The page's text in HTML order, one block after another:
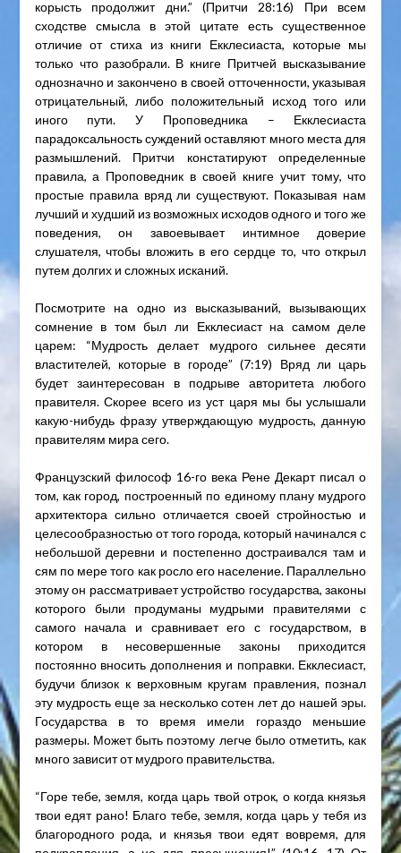
корысть продолжит дни.” (Притчи 28:16) При всем
сходстве смысла в этой цитате есть существенное
отличие от стиха из книги Екклесиаста, которые мы
только что разобрали. В книге Притчей высказывание
однозначно и закончено в своей отточенности, указывая
отрицательный, либо положительный исход того или
иного пути. У Проповедника – Екклесиаста
парадоксальность суждений оставляют много места для
размышлений. Притчи констатируют определенные
правила, а Проповедник в своей книге учит тому, что
простые правила вряд ли существуют. Показывая нам
лучший и худший из возможных исходов одного и того же
поведения, он завоевывает интимное доверие
слушателя, чтобы вложить в его сердце то, что открыл
путем долгих и сложных исканий.
Посмотрите на одно из высказываний, вызывающих
сомнение в том был ли Екклесиаст на самом деле
царем: “Мудрость делает мудрого сильнее десяти
властителей, которые в городе” (7:19) Вряд ли царь
будет заинтересован в подрыве авторитета любого
правителя. Скорее всего из уст царя мы бы услышали
какую-нибудь фразу утверждающую мудрость, данную
правителям мира сего.
Французский философ 16-го века Рене Декарт писал о
том, как город, построенный по единому плану мудрого
архитектора сильно отличается своей стройностью и
целесообразностью от того города, который начинался с
небольшой деревни и постепенно достраивался там и
сям по мере того как росло его население. Параллельно
этому он рассматривает устройство государства, законы
которого были продуманы мудрыми правителями с
самого начала и сравнивает его с государством, в
котором в несовершенные законы приходится
постоянно вносить дополнения и поправки. Екклесиаст,
будучи близок к верховным кругам правления, познал
эту мудрость еще за несколько сотен лет до нашей эры.
Государства в то время имели гораздо меньшие
размеры. Может быть поэтому легче было отметить, как
много зависит от мудрого правительства.
“Горе тебе, земля, когда царь твой отрок, о когда князья
твои едят рано! Благо тебе, земля, когда царь у тебя из
благородного рода, и князья твои едят вовремя, для